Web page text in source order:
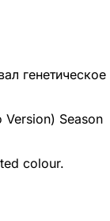
генетическое
Season
colour.